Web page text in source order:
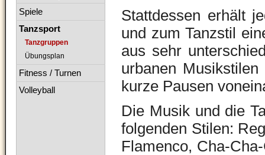
Stattdessen erhält
und zum Tanzstil
aus sehr
urbanen
kurze Pausen
Die Musik und die
folgenden Stilen:
Flamenco, Cha-
Spiele
Tanzsport
Tanzgruppen
Übungsplan
Fitness / Turnen
Volleyball